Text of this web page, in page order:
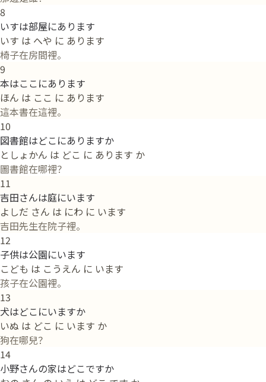
8
いすは部屋にあります
いす は へや に あります
椅子在房間裡。
9
本はここにあります
ほん は ここ に あります
這本書在這裡。
10
図書館はどこにありますか
としょかん は どこ に あります か
圖書館在哪裡？
11
吉田さんは庭にいます
よしだ さん は にわ に います
吉田先生在院子裡。
12
子供は公園にいます
こども は こうえん に います
孩子在公園裡。
13
犬はどこにいますか
いぬ は どこ に います か
狗在哪兒？
14
小野さんの家はどこですか